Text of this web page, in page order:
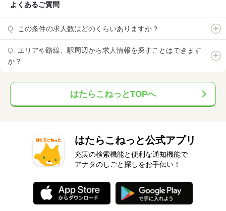
よくあるご質問
この条件の求人数はどのくらいありますか？
エリアや路線、駅周辺から求人情報を探すことはできます
か？
はたらこねっとTOPへ
はたらこねっと公式アプリ
充実の検索機能と便利な通知機能で
アナタのしごと探しをお手伝い！